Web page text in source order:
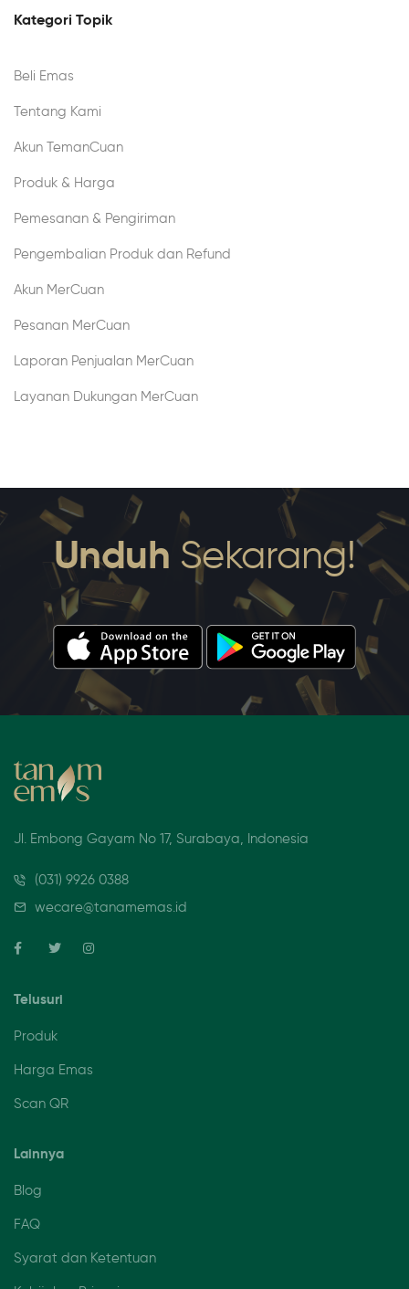
Kategori Topik
Beli Emas
Tentang Kami
Akun TemanCuan
Produk & Harga
Pemesanan & Pengiriman
Pengembalian Produk dan Refund
Akun MerCuan
Pesanan MerCuan
Laporan Penjualan MerCuan
Layanan Dukungan MerCuan
Unduh Sekarang!
Jl. Embong Gayam No 17, Surabaya, Indonesia
(031) 9926 0388
wecare@tanamemas.id
Telusuri
Produk
Harga Emas
Scan QR
Lainnya
Blog
FAQ
Syarat dan Ketentuan